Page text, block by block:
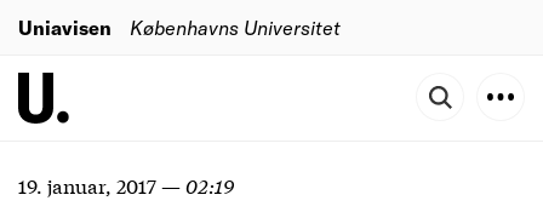
Uniavisen Københavns Universitet
19. januar, 2017—02:19